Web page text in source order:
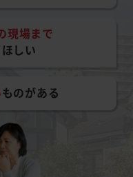
現場まで
しい
ものがある